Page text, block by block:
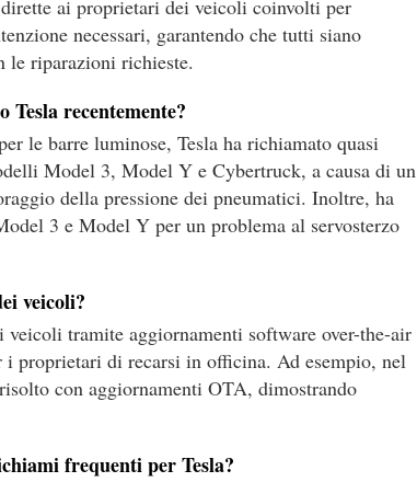
ai proprietari dei veicoli coinvolti per
necessari, garantendo che tutti siano
le riparazioni richieste.
recentemente?
le barre luminose, Tesla ha richiamato quasi
Model 3, Model Y e Cybertruck, a causa di un
della pressione dei pneumatici. Inoltre, ha
3 e Model Y per un problema al servosterzo
veicoli?
veicoli tramite aggiornamenti software over-the-air
i proprietari di recarsi in officina. Ad esempio, nel
con aggiornamenti OTA, dimostrando
frequenti per Tesla?